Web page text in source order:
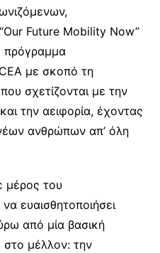
Future Mobility Now”
πρόγραμμα
με σκοπό τη
σχετίζονται με την
την αειφορία, έχοντας
ανθρώπων απ’ όλη
μέρος του
ευαισθητοποιήσει
από μία βασική
στο μέλλον: την